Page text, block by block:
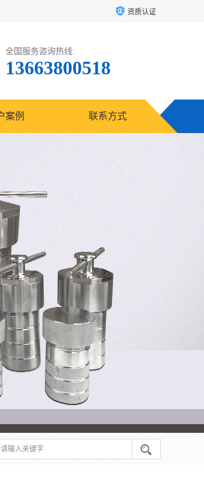
资质认证
全国服务咨询热线:
13663800518
案例 联系方式